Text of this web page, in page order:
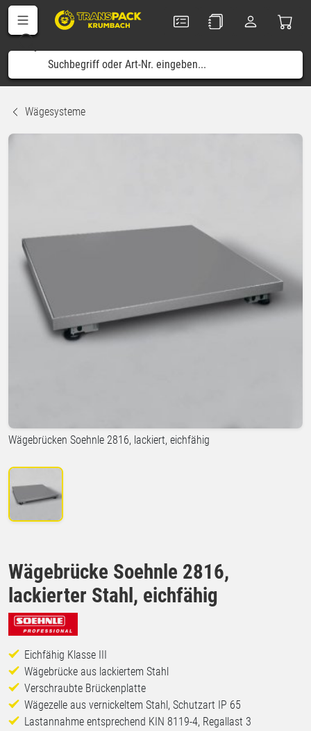
Wägesysteme
Wägebrücke Soehnle 2816,
lackierter Stahl, eichfähig
Wägebrücken Soehnle 2816, lackiert, eichfähig
Eichfähig Klasse III
Wägebrücke aus lackiertem Stahl
Verschraubte Brückenplatte
Wägezelle aus vernickeltem Stahl, Schutzart IP 65
Lastannahme entsprechend KIN 8119-4, Regallast 3